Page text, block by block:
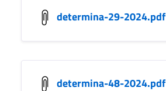
determina-29-2024.pdf
determina-48-2024.pdf